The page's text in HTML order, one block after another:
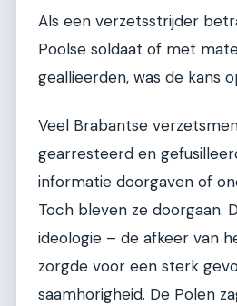
Als een verzetsstrijder
Poolse soldaat of met
geallieerden, was de kans
Veel Brabantse
gearresteerd en
informatie doorgaven of
Toch bleven ze doorgaan.
ideologie – de afkeer van
zorgde voor een sterk
saamhorigheid. De Polen